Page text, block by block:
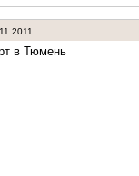
в Тюмень